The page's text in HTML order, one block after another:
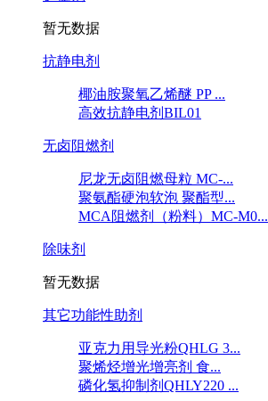
暂无数据
抗静电剂
椰油胺聚氧乙烯醚 PP ...
高效抗静电剂BIL01
无卤阻燃剂
尼龙无卤阻燃母粒 MC-...
聚氨酯硬泡软泡 聚酯型...
MCA阻燃剂（粉料）MC-M0...
除味剂
暂无数据
其它功能性助剂
亚克力用导光粉QHLG 3...
聚烯烃增光增亮剂 食...
磷化氢抑制剂QHLY220 ...